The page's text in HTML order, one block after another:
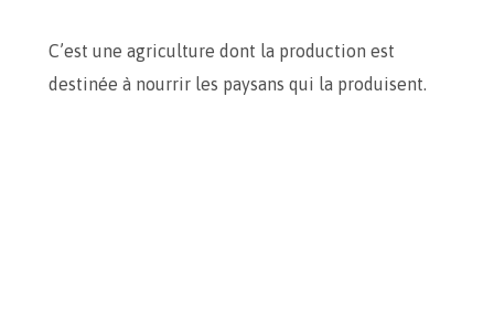
C’est une agriculture dont la production est
destinée à nourrir les paysans qui la produisent.